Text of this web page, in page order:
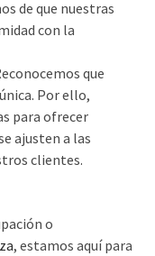
de que nuestras
con la
que
Por ello,
para ofrecer
ajusten a las
clientes.
o
, estamos aquí para